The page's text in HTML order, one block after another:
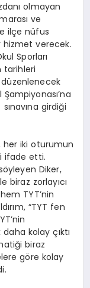
olmayan
ve
ilçe nüfus
hizmet verecek.
Sporları
tarihleri
düzenlenecek
girdiği
her iki oturumun
ifade etti.
Diker,
biraz zorlayıcı
TYT’nin
“TYT fen
kolay çıktı
biraz
göre kolay